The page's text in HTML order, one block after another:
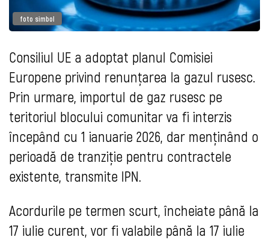
foto simbol
Consiliul UE a adoptat planul Comisiei
Europene privind renunțarea la gazul rusesc.
Prin urmare, importul de gaz rusesc pe
teritoriul blocului comunitar va fi interzis
începând cu 1 ianuarie 2026, dar menținând o
perioadă de tranziție pentru contractele
existente, transmite IPN.
Acordurile pe termen scurt, încheiate până la
17 iulie curent, vor fi valabile până la 17 iulie